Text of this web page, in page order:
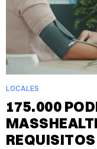
LOCALES
175.000
REQUISITOS